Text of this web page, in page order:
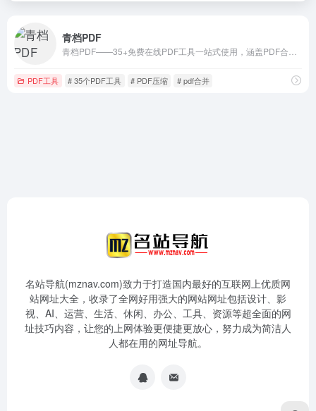
青档PDF
PDF工具 # 35个PDF工具 # PDF压缩 # pdf合并
名站导航(mznav.com)致力于打造国内最好的互联网上优质网
站网址大全，收录了全网好用强大的网站网址包括设计、影
视、AI、运营、生活、休闲、办公、工具、资源等超全面的网
址技巧内容，让您的上网体验更便捷更放心，努力成为简洁人
人都在用的网址导航。